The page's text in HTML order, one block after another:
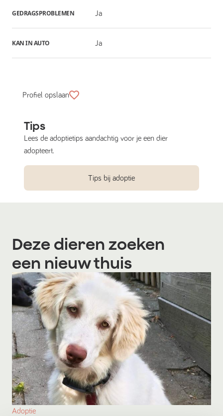
GEDRAGSPROBLEMEN Ja
KAN IN AUTO Ja
Profiel opslaan
Tips
Lees de adoptietips aandachtig voor je een dier
adopteert.
Tips bij adoptie
Deze dieren zoeken
een nieuw thuis
Adoptie